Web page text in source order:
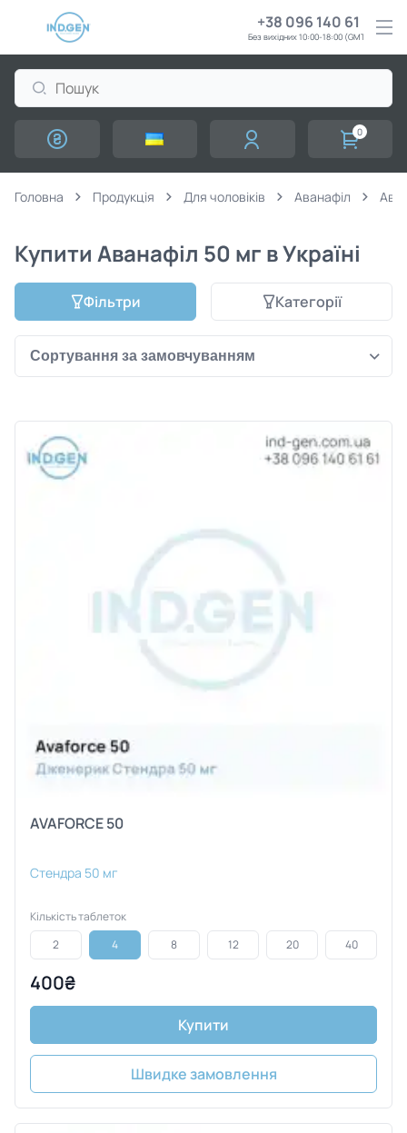
+38 096 140 61 61
Без вихідних 10:00-18:00 (GMT+3)
0
Головна Продукція Для чоловіків Аванафіл
Купити Аванафіл 50 мг в Україні
Фільтри Категорії
AVAFORCE 50
Стендра 50 мг
Кількість таблеток
2
4 8 12 20 40
400₴
Купити
Швидке замовлення